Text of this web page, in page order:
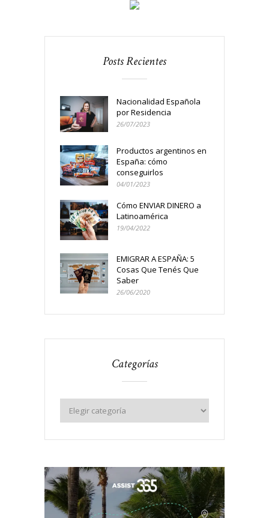
Posts Recientes
Nacionalidad Española
por Residencia
26/07/2023
Productos argentinos en
España: cómo
conseguirlos
04/01/2023
Cómo ENVIAR DINERO a
Latinoamérica
19/04/2022
EMIGRAR A ESPAÑA: 5
Cosas Que Tenés Que
Saber
26/06/2020
Categorías